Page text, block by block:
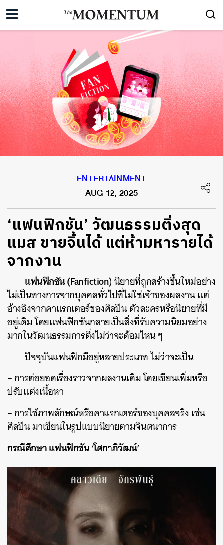
ENTERTAINMENT
AUG 12, 2025
‘แฟนฟิกชัน’ วัฒนธรรมติ่งสุด
แมส ขายจิ้นได้ แต่ห้ามหารายได้
จากงาน
แฟนฟิกชัน (Fanfiction)นิยายที่ถูกสร้างขึ้นใหม่อย่าง
ไม่เป็นทางการจากบุคคลทั่วไปที่ไม่ใช่เจ้าของผลงาน แต่
อ้างอิงจากคาแรกเตอร์ของศิลปิน ตัวละครหรือนิยายที่มี
อยู่เดิม โดยแฟนฟิกชันกลายเป็นสิ่งที่รับความนิยมอย่าง
มากในวัฒนธรรมการติ่งไม่ว่าจะด้อมไหน ๆ
ปัจจุบันแฟนฟิกมีอยู่หลายประเภท ไม่ว่าจะเป็น
– การต่อยอดเรื่องราวจากผลงานเดิม โดยเขียนเพิ่มหรือ
ปรับแต่งเนื้อหา
– การใช้ภาพลักษณ์หรือคาแรกเตอร์ของบุคคลจริง เช่น
ศิลปิน มาเขียนในรูปแบบนิยายตามจินตนาการ
กรณีศึกษา แฟนฟิกชัน ‘โศกาภิวัฒน์’